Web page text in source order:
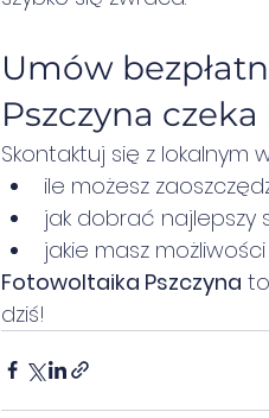
Umów
Pszczyna
Skontaktuj się z lokalnym
ile możesz
jak dobrać najlepszy
jakie masz
Fotowoltaika Pszczyna
dziś!